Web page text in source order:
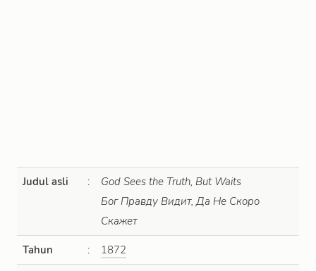
Judul asli :
God Sees the Truth, But Waits
Бог Правду Видит, Да Не Скоро
Скажет
Tahun : 1872